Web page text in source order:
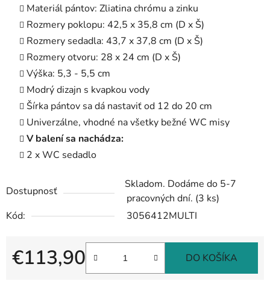
Materiál pántov: Zliatina chrómu a zinku
Rozmery poklopu: 42,5 x 35,8 cm (D x Š)
Rozmery sedadla: 43,7 x 37,8 cm (D x Š)
Rozmery otvoru: 28 x 24 cm (D x Š)
Výška: 5,3 - 5,5 cm
Modrý dizajn s kvapkou vody
Šírka pántov sa dá nastaviť od 12 do 20 cm
Univerzálne, vhodné na všetky bežné WC misy
V balení sa nachádza:
2 x WC sedadlo
Dostupnosť
Skladom. Dodáme do 5-7
pracovných dní. (3 ks)
Kód:
3056412MULTI
€113,90 DO KOŠÍKA